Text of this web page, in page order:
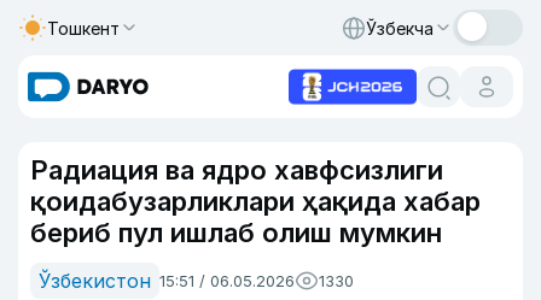
Тошкент Ўзбекча
Радиация ва ядро хавфсизлиги
қоидабузарликлари ҳақида хабар
бериб пул ишлаб олиш мумкин
Ўзбекистон 15:51 / 06.05.2026 1330